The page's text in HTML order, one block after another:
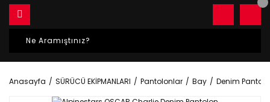
Anasayfa SÜRÜCÜ EKİPMANLARI Pantolonlar Bay Denim